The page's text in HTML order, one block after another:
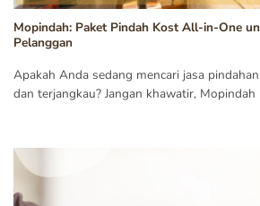
Mopindah: Paket Pindah Kost All-in-One
Pelanggan
Apakah Anda sedang mencari jasa
dan terjangkau? Jangan khawatir, Mopindah